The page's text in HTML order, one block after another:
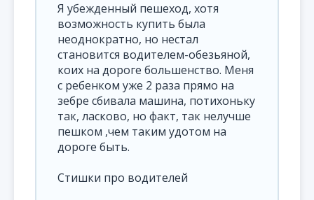
Я убежденный пешеход, хотя
возможность купить была
неоднократно, но нестал
становится водителем-обезьяной,
коих на дороге большенство. Меня
с ребенком уже 2 раза прямо на
зебре сбивала машина, потихоньку
так, ласково, но факт, так нелучше
пешком ,чем таким удотом на
дороге быть.
Стишки про водителей